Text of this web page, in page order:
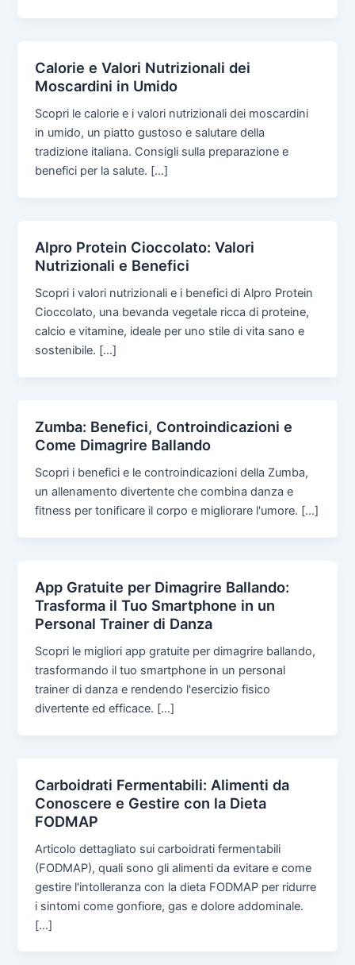
Calorie e Valori Nutrizionali dei
Moscardini in Umido
Scopri le calorie e i valori nutrizionali dei moscardini
in umido, un piatto gustoso e salutare della
tradizione italiana. Consigli sulla preparazione e
benefici per la salute. […]
Alpro Protein Cioccolato: Valori
Nutrizionali e Benefici
Scopri i valori nutrizionali e i benefici di Alpro Protein
Cioccolato, una bevanda vegetale ricca di proteine,
calcio e vitamine, ideale per uno stile di vita sano e
sostenibile. […]
Zumba: Benefici, Controindicazioni e
Come Dimagrire Ballando
Scopri i benefici e le controindicazioni della Zumba,
un allenamento divertente che combina danza e
fitness per tonificare il corpo e migliorare l'umore. […]
App Gratuite per Dimagrire Ballando:
Trasforma il Tuo Smartphone in un
Personal Trainer di Danza
Scopri le migliori app gratuite per dimagrire ballando,
trasformando il tuo smartphone in un personal
trainer di danza e rendendo l'esercizio fisico
divertente ed efficace. […]
Carboidrati Fermentabili: Alimenti da
Conoscere e Gestire con la Dieta
FODMAP
Articolo dettagliato sui carboidrati fermentabili
(FODMAP), quali sono gli alimenti da evitare e come
gestire l'intolleranza con la dieta FODMAP per ridurre
i sintomi come gonfiore, gas e dolore addominale.
[…]